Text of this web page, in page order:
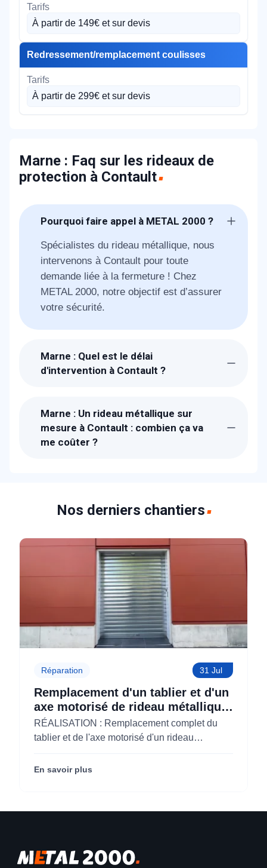
À partir de 149€ et sur devis
Redressement/remplacement coulisses
À partir de 299€ et sur devis
Marne : Faq sur les rideaux de
protection à Contault
Pourquoi faire appel à METAL 2000 ?
Spécialistes du rideau métallique, nous
intervenons à Contault pour toute
demande liée à la fermeture ! Chez
METAL 2000, notre objectif est d’assurer
votre sécurité.
Marne : Quel est le délai
d'intervention à Contault ?
Contault dans l'heure pour étudier avec
vous votre besoin. Pour les urgences, il
faut compter 30 min. 1 à 2 jours pour la
Marne : Un rideau métallique sur
mesure à Contault : combien ça va
me coûter ?
les rideaux métalliques dans nos ateliers
donc nos prix sont parmi les moins chers
Nos derniers chantiers
Réparation 31 Jul
Remplacement d'un tablier et d'un
axe motorisé de rideau métallique
pour M'CHADAL (Optical Center)
(95)
RÉALISATION : Remplacement complet du
tablier et de l'axe motorisé d'un rideau
Center) (95290).
En savoir plus